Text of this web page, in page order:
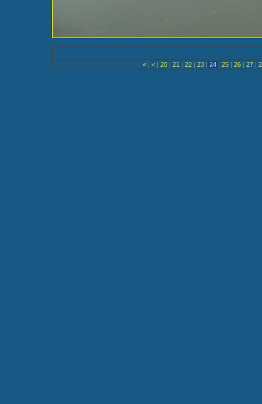
« | < | 20 | 21 | 22 | 23 | 24 | 25 | 26 | 27 |